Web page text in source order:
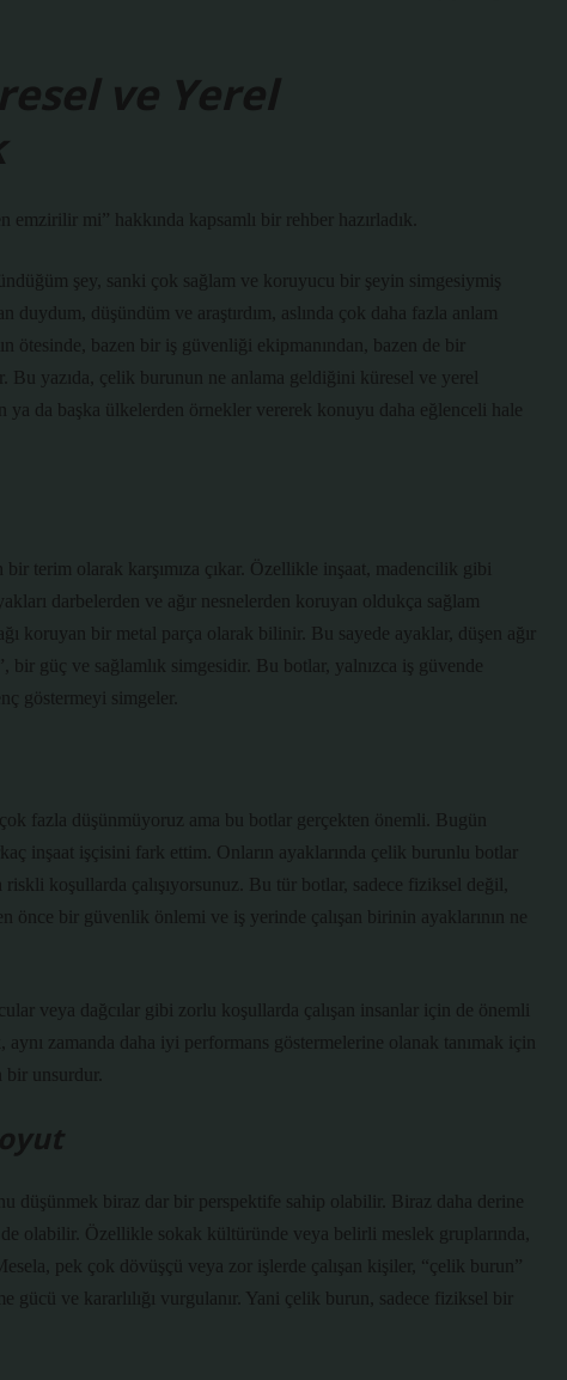
ve Yerel
mi” hakkında kapsamlı bir rehber hazırladık.
şey, sanki çok sağlam ve koruyucu bir şeyin simgesiymiş
düşündüm ve araştırdım, aslında çok daha fazla anlam
ötesinde, bazen bir iş güvenliği ekipmanından, bazen de bir
Bu yazıda, çelik burunun ne anlama geldiğini küresel ve yerel
ya da başka ülkelerden örnekler vererek konuyu daha eğlenceli hale
terim olarak karşımıza çıkar. Özellikle inşaat, madencilik gibi
darbelerden ve ağır nesnelerden koruyan oldukça sağlam
koruyan bir metal parça olarak bilinir. Bu sayede ayaklar, düşen ağır
bir güç ve sağlamlık simgesidir. Bu botlar, yalnızca iş güvende
göstermeyi simgeler.
fazla düşünmüyoruz ama bu botlar gerçekten önemli. Bugün
inşaat işçisini fark ettim. Onların ayaklarında çelik burunlu botlar
koşullarda çalışıyorsunuz. Bu tür botlar, sadece fiziksel değil,
bir güvenlik önlemi ve iş yerinde çalışan birinin ayaklarının ne
veya dağcılar gibi zorlu koşullarda çalışan insanlar için de önemli
zamanda daha iyi performans göstermelerine olanak tanımak için
unsurdur.
düşünmek biraz dar bir perspektife sahip olabilir. Biraz daha derine
olabilir. Özellikle sokak kültüründe veya belirli meslek gruplarında,
pek çok dövüşçü veya zor işlerde çalışan kişiler, “çelik burun”
ve kararlılığı vurgulanır. Yani çelik burun, sadece fiziksel bir